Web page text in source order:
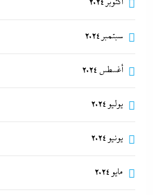
وحشتونى” وتقنية 3D Mapping لأول مرة
سبتمبر 2024
أغسطس 2024
يوليو 2024
يونيو 2024
مايو 2024